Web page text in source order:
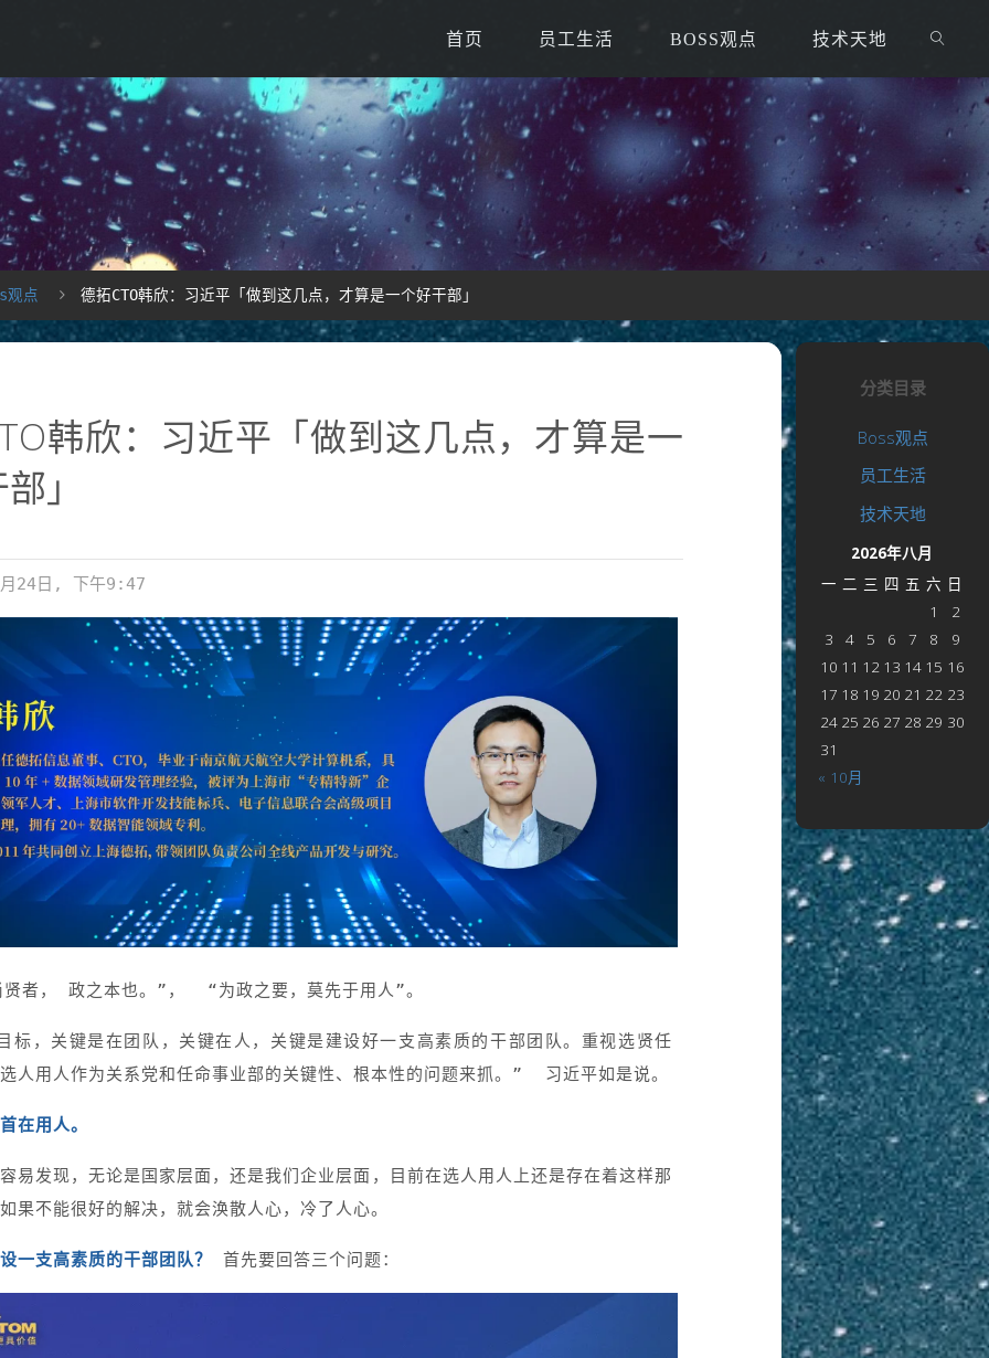
首页 员工生活 BOSS观点 技术天地
观点 德拓CTO韩欣：习近平「做到这几点，才算是一个好干部」
韩欣：习近平「做到这几点，才算是一
」
24日, 下午9:47
者， 政之本也。”， “为政之要，莫先于用人”。
标，关键是在团队，关键在人，关键是建设好一支高素质的干部团队。重视选贤任
人用人作为关系党和任命事业部的关键性、根本性的问题来抓。” 习近平如是说。
在用人。
易发现，无论是国家层面，还是我们企业层面，目前在选人用人上还是存在着这样那
果不能很好的解决，就会涣散人心，冷了人心。
一支高素质的干部团队？ 首先要回答三个问题：
分类目录
Boss观点
员工生活
技术天地
2026年八月
一 二 三 四 五 六 日
« 10月
1
2
3
4 5 6 7 8
9
10 11 12 13 14 15 16
17 18 19 20 21 22 23
24 25 26 27 28 29 30
31